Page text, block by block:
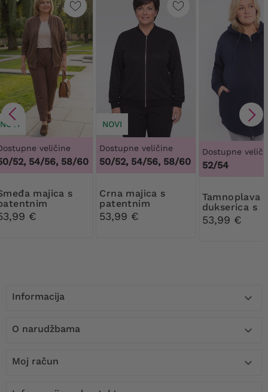
NOVI
veličine
52, 54/56, 58/60
s
€
NOVI
Dostupne veličine
50/52, 54/56, 58/60
Crna majica s
patentnim
zatvaračem
53,99 €
Dostupne
52/54
Tamnoplava
dukserica s
kapuljačom i
džepovima
53,99 €
Informacija 
O narudžbama 
Moj račun 